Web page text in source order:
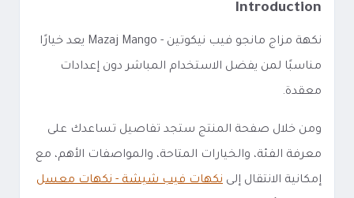
Introduction
نكهة مزاج مانجو فيب نيكوتين - Mazaj Mango يعد خيارًا
مناسبًا لمن يفضل الاستخدام المباشر دون إعدادات
معقدة.
ومن خلال صفحة المنتج ستجد تفاصيل تساعدك على
معرفة الفئة، والخيارات المتاحة، والمواصفات الأهم، مع
إمكانية الانتقال إلى نكهات فيب شيشة - نكهات معسل